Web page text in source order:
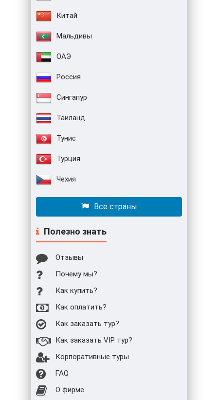
Китай
Мальдивы
ОАЭ
Россия
Сингапур
Таиланд
Тунис
Турция
Чехия
Все страны
Полезно знать
Отзывы
Почему мы?
Как купить?
Как оплатить?
Как заказать тур?
Как заказать VIP тур?
Корпоративные туры
FAQ
О фирме